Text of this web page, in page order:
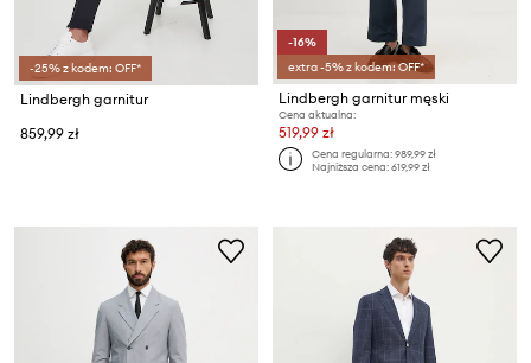
-25% z kodem: OFF*
Lindbergh garnitur
859,99 zł
-16%
extra -5% z kodem: OFF*
Lindbergh garnitur męski
Cena aktualna:
519,99 zł
Cena regularna:989,99 zł
Najniższa cena:619,99 zł